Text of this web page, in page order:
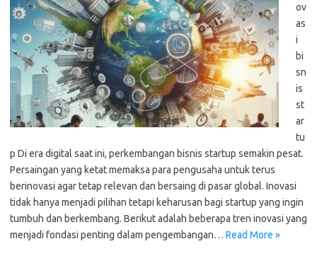
ov
as
i
bi
sn
is
st
ar
tu
p Di era digital saat ini, perkembangan bisnis startup semakin pesat.
Persaingan yang ketat memaksa para pengusaha untuk terus
berinovasi agar tetap relevan dan bersaing di pasar global. Inovasi
tidak hanya menjadi pilihan tetapi keharusan bagi startup yang ingin
tumbuh dan berkembang. Berikut adalah beberapa tren inovasi yang
menjadi fondasi penting dalam pengembangan… Read More »